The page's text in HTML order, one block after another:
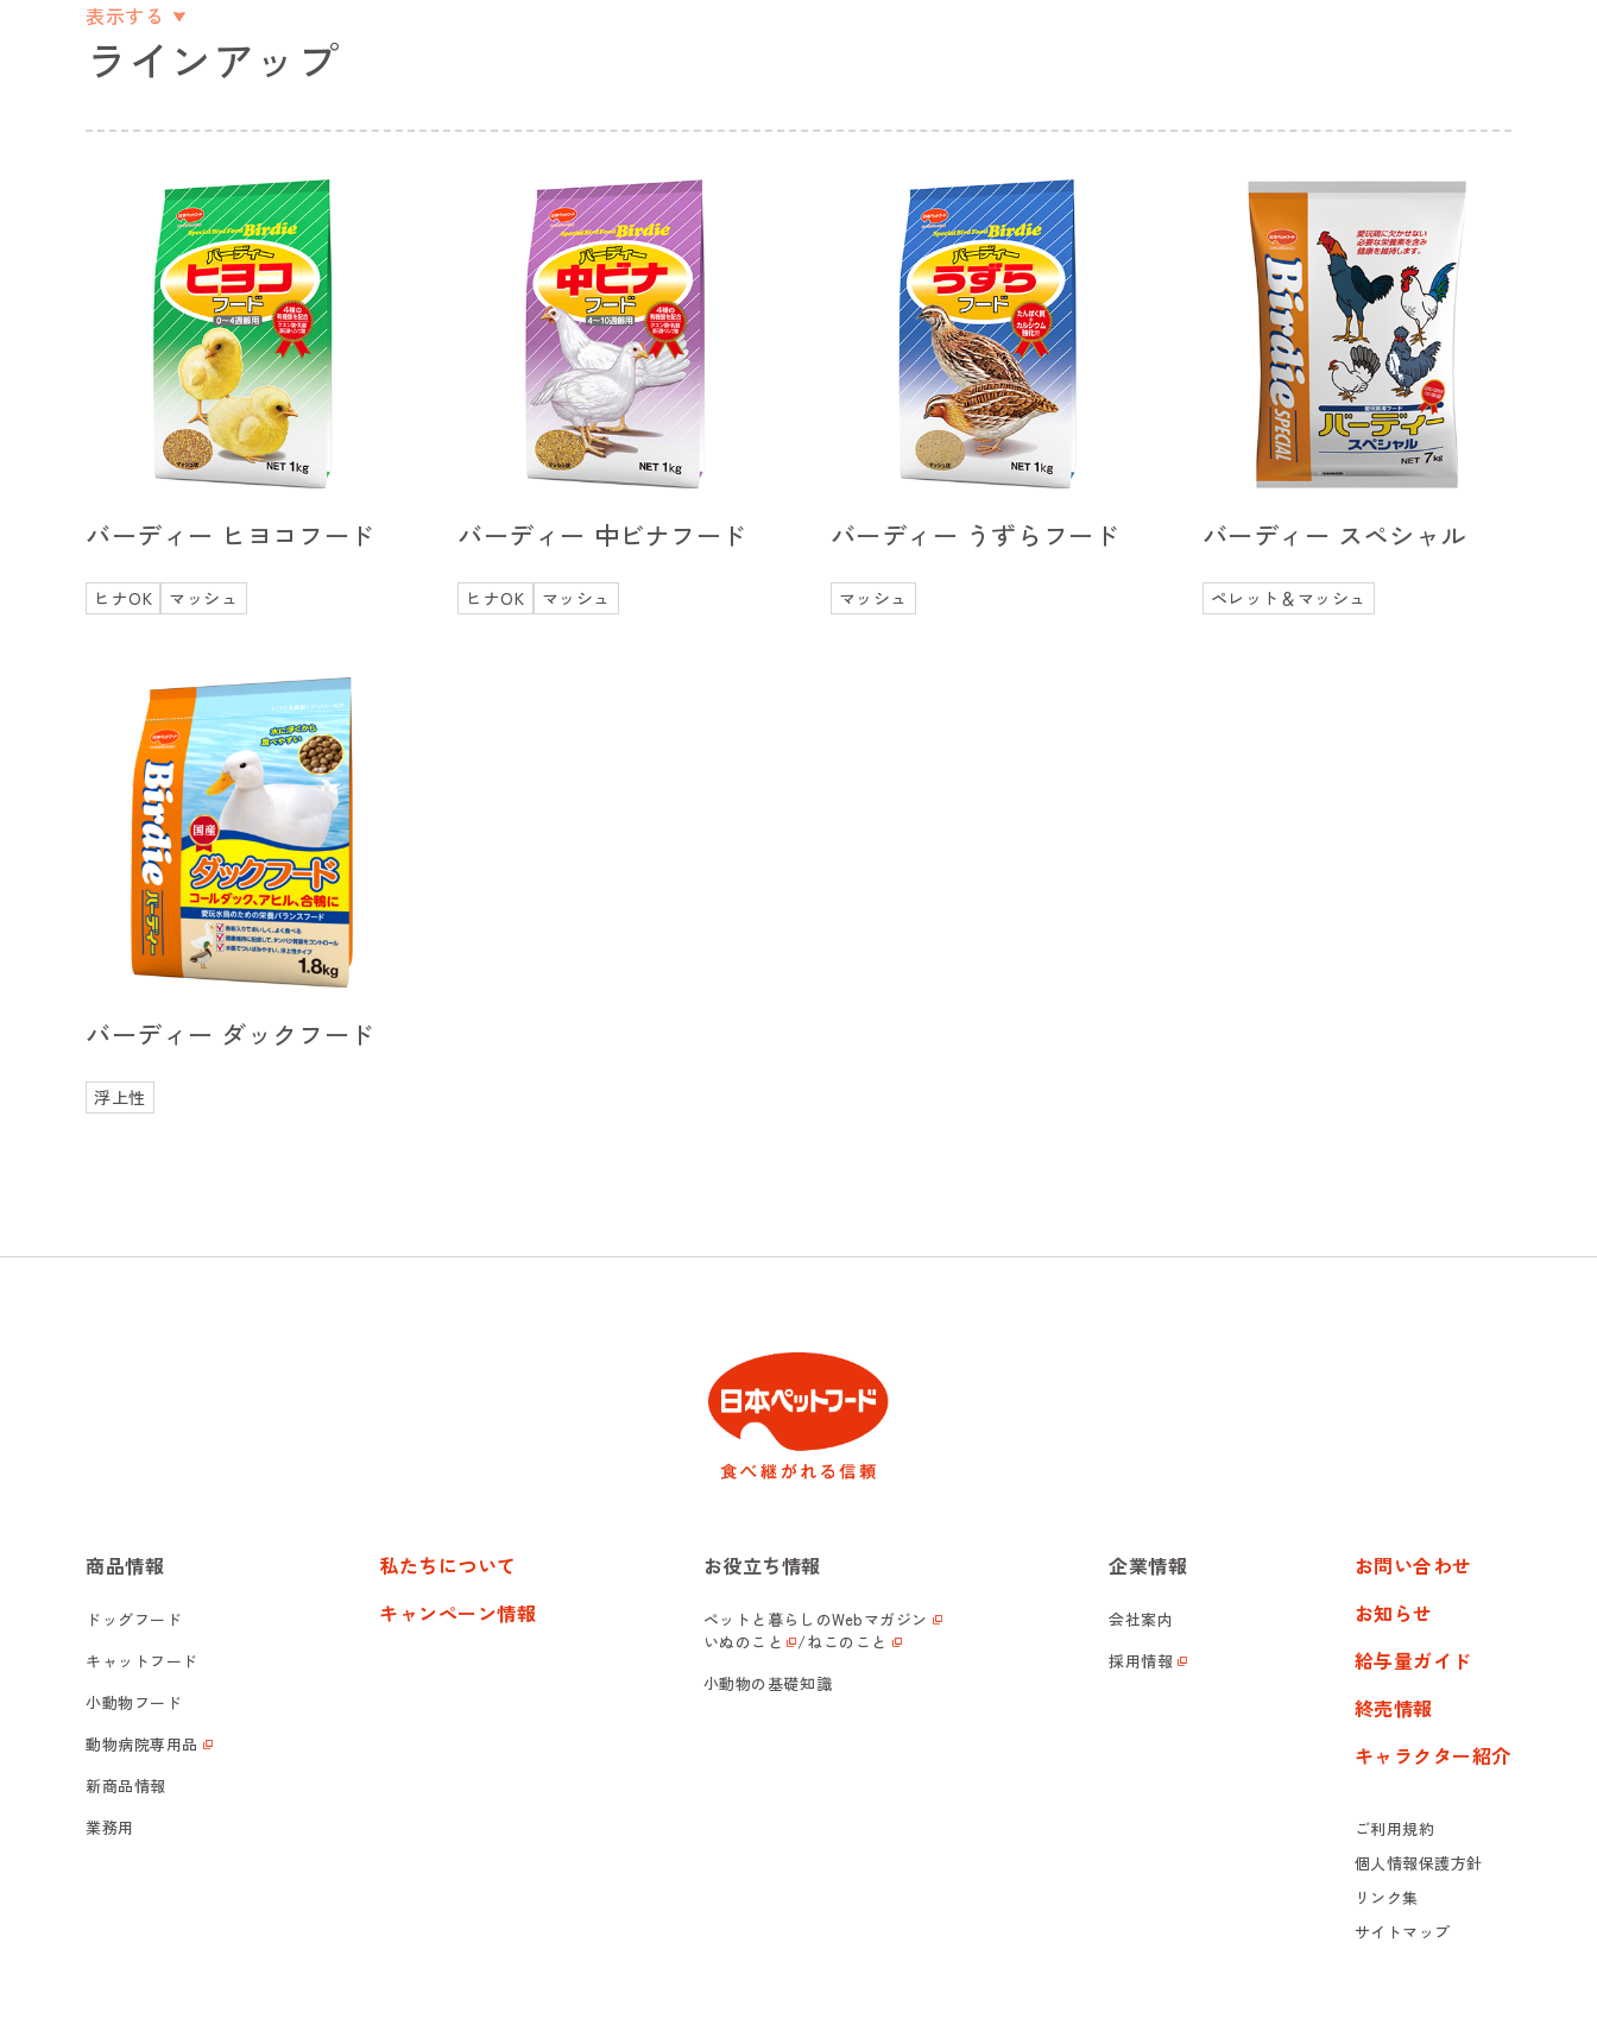
表示する
ラインアップ
バーディー ヒヨコフード
ヒナOK マッシュ
バーディー 中ビナフード
ヒナOK マッシュ
バーディー うずらフード
マッシュ
バーディー スペシャル
ペレット＆マッシュ
バーディー ダックフード
浮上性
商品情報
ドッグフード
キャットフード
小動物フード
動物病院専用品
新商品情報
業務用
私たちについて
キャンペーン情報
お役立ち情報
ペットと暮らしのWebマガジン
いぬのこと
/ねこのこと
小動物の基礎知識
企業情報
会社案内
採用情報
お問い合わせ
お知らせ
給与量ガイド
終売情報
キャラクター紹介
ご利用規約
個人情報保護方針
リンク集
サイトマップ